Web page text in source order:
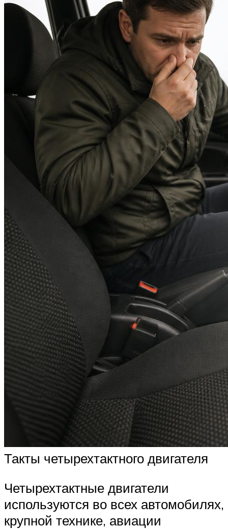
Такты четырехтактного двигателя
Четырехтактные двигатели
используются во всех автомобилях,
крупной технике, авиации